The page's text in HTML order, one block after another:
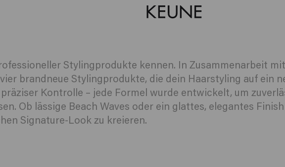
Stylingprodukte kennen. In Zusammenarbeit
brandneue Stylingprodukte, die dein Haarstyling auf ein
Kontrolle – jede Formel wurde entwickelt, um
Ob lässige Beach Waves oder ein glattes, elegantes
Signature-Look zu kreieren.